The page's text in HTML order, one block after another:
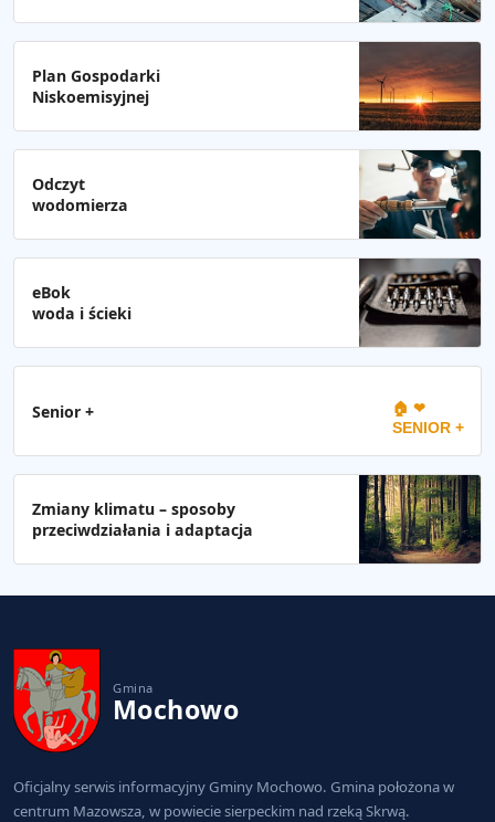
Plan Gospodarki
Niskoemisyjnej
Odczyt
wodomierza
eBok
woda i ścieki
Senior + 🏠 ❤
SENIOR +
Zmiany klimatu – sposoby
przeciwdziałania i adaptacja
Gmina
Mochowo
Oficjalny serwis informacyjny Gminy Mochowo. Gmina położona w
centrum Mazowsza, w powiecie sierpeckim nad rzeką Skrwą.